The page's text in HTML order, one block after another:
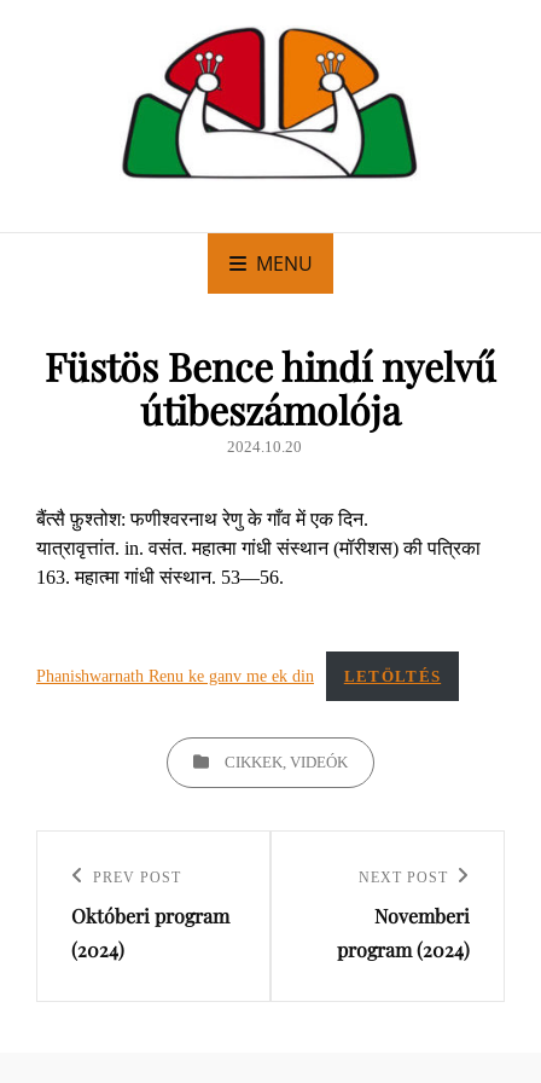
MENU
Füstös Bence hindí nyelvű
útibeszámolója
2024.10.20
बैंत्सै फ़ुश्तोश: फणीश्वरनाथ रेणु के गाँव में एक दिन.
यात्रावृत्तांत. in. वसंत. महात्मा गांधी संस्थान (मॉरीशस) की पत्रिका
163. महात्मा गांधी संस्थान. 53—56.
Phanishwarnath Renu ke ganv me ek din LETÖLTÉS
CIKKEK, VIDEÓK
Previous
Post
PREV POST
Októberi program
(2024)
NEXT POST
Novemberi
program (2024)